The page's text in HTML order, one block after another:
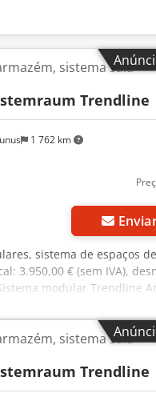
1 762 km
sistema sala-
Trendline
sistema de espaços
3.950,00 € (sem IVA),
modular Trendline
com capacidade máxima
aproximadamente
térreo:
um dos lados está
o 4.º trimestre
sistema sala-
Trendline